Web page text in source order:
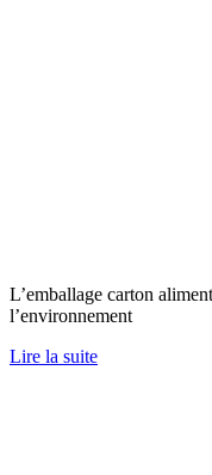
L’emballage carton
l’environnement
Lire la suite